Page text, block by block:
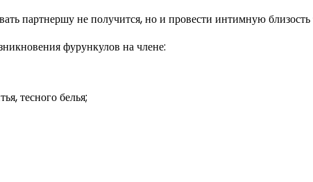
партнершу не получится, но и провести интимную близость
фурункулов на члене:
тесного белья;